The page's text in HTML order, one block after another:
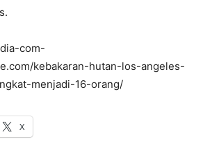
com-
kebakaran-hutan-los-angeles-
menjadi-16-orang/
X